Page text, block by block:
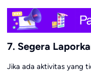
7. Segera
Jika ada aktivitas yang